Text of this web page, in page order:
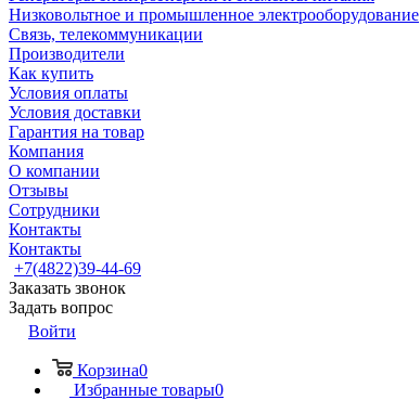
Низковольтное и промышленное электрооборудование
Связь, телекоммуникации
Производители
Как купить
Условия оплаты
Условия доставки
Гарантия на товар
Компания
О компании
Отзывы
Сотрудники
Контакты
Контакты
+7(4822)39-44-69
Заказать звонок
Задать вопрос
Войти
Корзина0
Избранные товары0